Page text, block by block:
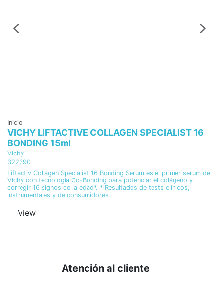
Inicio
VICHY LIFTACTIVE COLLAGEN SPECIALIST 16
BONDING 15ml
Vichy
322390
Liftactiv Collagen Specialist 16 Bonding Serum es el primer serum de
Vichy con tecnología Co-Bonding para potenciar el colágeno y
corregir 16 signos de la edad*. * Resultados de tests clínicos,
instrumentales y de consumidores.
View
Atención al cliente